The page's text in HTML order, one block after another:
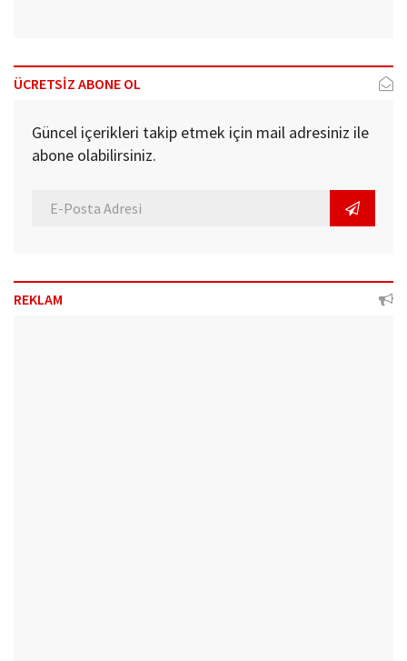
ÜCRETSİZ ABONE OL
Güncel içerikleri takip etmek için mail adresiniz ile
abone olabilirsiniz.
REKLAM